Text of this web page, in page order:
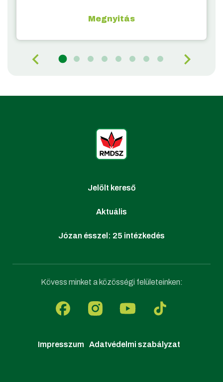
Megnyitás
Jelölt kereső
Aktuális
Józan ésszel: 25 intézkedés
Kövess minket a közösségi felületeinken:
Impresszum Adatvédelmi szabályzat